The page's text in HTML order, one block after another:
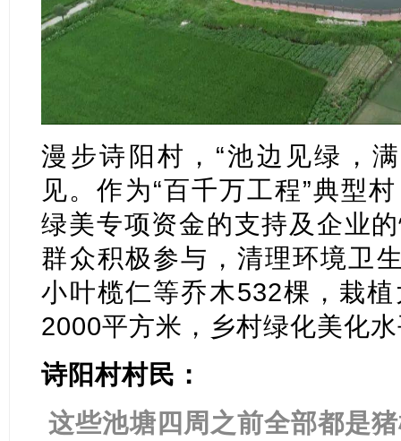
漫步诗阳村，“池边见绿，
见。作为“百千万工程”典型
绿美专项资金的支持及企业
群众积极参与，清理环境卫
小叶榄仁等乔木532棵，栽
2000平方米，乡村绿化美化
诗阳村村民：
这些池塘四周之前全部都是